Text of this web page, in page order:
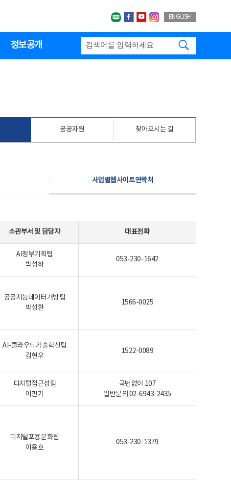
네이버블로그
페이스북
유투브인스타그랩
ENGLISH
정보공개
공공자원 찾아오시는 길
사업별웹사이트연락처
소관부서 및 담당자 대표전화
AI정부기획팀
박성하
053-230-1642
공공지능데이터개방팀
박성환
1566-0025
AI-클라우드기술혁신팀
김현우
1522-0089
디지털접근성팀
이민기
국번없이 107
일반문의 02-6943-2435
디지털포용문화팀
이용호
053-230-1379